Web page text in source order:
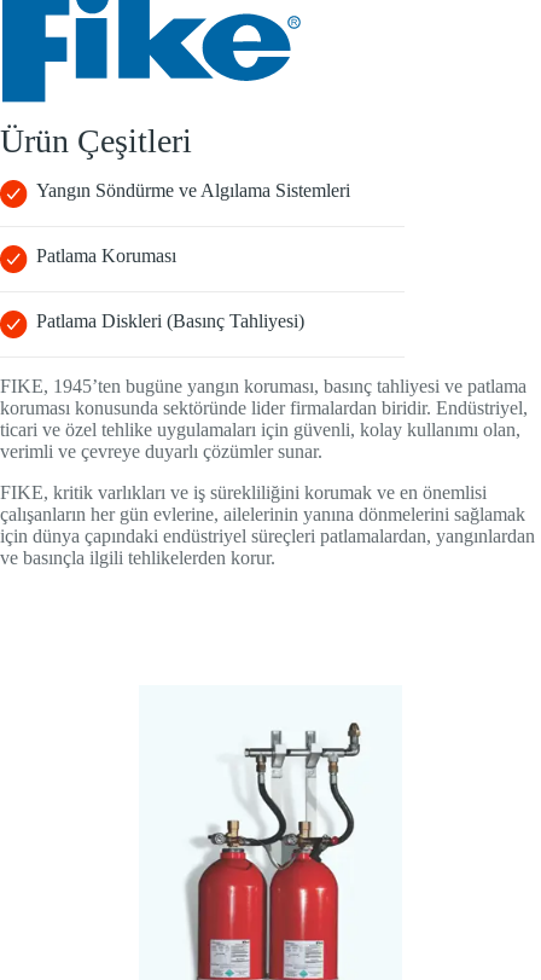
Ürün Çeşitleri
Yangın Söndürme ve Algılama Sistemleri
Patlama Koruması
Patlama Diskleri (Basınç Tahliyesi)
FIKE, 1945’ten bugüne yangın koruması, basınç tahliyesi ve patlama
koruması konusunda sektöründe lider firmalardan biridir. Endüstriyel,
ticari ve özel tehlike uygulamaları için güvenli, kolay kullanımı olan,
verimli ve çevreye duyarlı çözümler sunar.
FIKE, kritik varlıkları ve iş sürekliliğini korumak ve en önemlisi
çalışanların her gün evlerine, ailelerinin yanına dönmelerini sağlamak
için dünya çapındaki endüstriyel süreçleri patlamalardan, yangınlardan
ve basınçla ilgili tehlikelerden korur.